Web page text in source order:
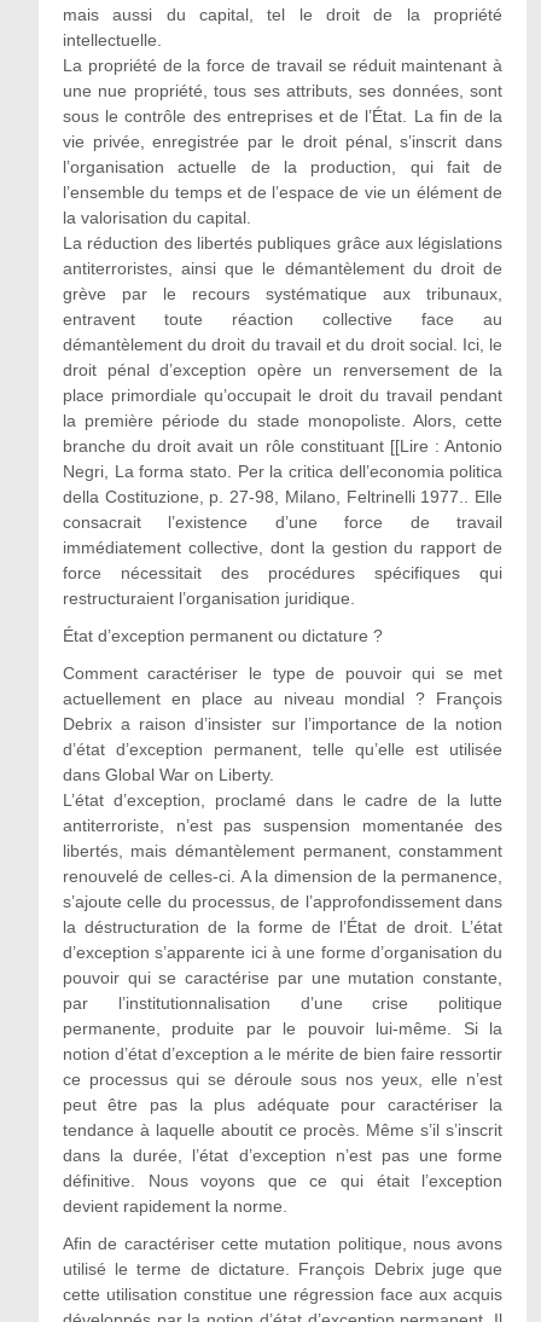
mais aussi du capital, tel le droit de la propriété
intellectuelle.
La propriété de la force de travail se réduit maintenant à
une nue propriété, tous ses attributs, ses données, sont
sous le contrôle des entreprises et de l’État. La fin de la
vie privée, enregistrée par le droit pénal, s’inscrit dans
l’organisation actuelle de la production, qui fait de
l’ensemble du temps et de l’espace de vie un élément de
la valorisation du capital.
La réduction des libertés publiques grâce aux législations
antiterroristes, ainsi que le démantèlement du droit de
grève par le recours systématique aux tribunaux,
entravent toute réaction collective face au
démantèlement du droit du travail et du droit social. Ici, le
droit pénal d’exception opère un renversement de la
place primordiale qu’occupait le droit du travail pendant
la première période du stade monopoliste. Alors, cette
branche du droit avait un rôle constituant [[Lire : Antonio
Negri, La forma stato. Per la critica dell’economia politica
della Costituzione, p. 27-98, Milano, Feltrinelli 1977.. Elle
consacrait l’existence d’une force de travail
immédiatement collective, dont la gestion du rapport de
force nécessitait des procédures spécifiques qui
restructuraient l’organisation juridique.
État d’exception permanent ou dictature ?
Comment caractériser le type de pouvoir qui se met
actuellement en place au niveau mondial ? François
Debrix a raison d’insister sur l’importance de la notion
d’état d’exception permanent, telle qu’elle est utilisée
dans Global War on Liberty.
L’état d’exception, proclamé dans le cadre de la lutte
antiterroriste, n’est pas suspension momentanée des
libertés, mais démantèlement permanent, constamment
renouvelé de celles-ci. A la dimension de la permanence,
s’ajoute celle du processus, de l’approfondissement dans
la déstructuration de la forme de l’État de droit. L’état
d’exception s’apparente ici à une forme d’organisation du
pouvoir qui se caractérise par une mutation constante,
par l’institutionnalisation d’une crise politique
permanente, produite par le pouvoir lui-même. Si la
notion d’état d’exception a le mérite de bien faire ressortir
ce processus qui se déroule sous nos yeux, elle n’est
peut être pas la plus adéquate pour caractériser la
tendance à laquelle aboutit ce procès. Même s’il s’inscrit
dans la durée, l’état d’exception n’est pas une forme
définitive. Nous voyons que ce qui était l’exception
devient rapidement la norme.
Afin de caractériser cette mutation politique, nous avons
utilisé le terme de dictature. François Debrix juge que
cette utilisation constitue une régression face aux acquis